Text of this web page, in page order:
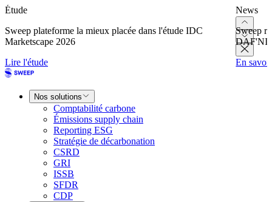
Étude
Sweep plateforme la mieux placée dans l'étude IDC
Marketscape 2026
Lire l'étude
News
Sweep
En
Nos solutions
Comptabilité carbone
Émissions supply chain
Reporting ESG
Stratégie de décarbonation
CSRD
GRI
ISSB
SFDR
CDP